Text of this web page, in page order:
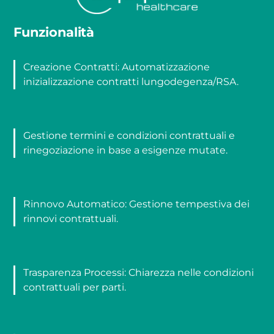
Funzionalità
Creazione Contratti: Automatizzazione
inizializzazione contratti lungodegenza/RSA.
Gestione termini e condizioni contrattuali e
rinegoziazione in base a esigenze mutate.
Rinnovo Automatico: Gestione tempestiva dei
rinnovi contrattuali.
Trasparenza Processi: Chiarezza nelle condizioni
contrattuali per parti.